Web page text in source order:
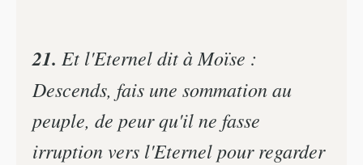
21. Et l'Eternel dit à Moïse :
Descends, fais une sommation au
peuple, de peur qu'il ne fasse
irruption vers l'Eternel pour regarder